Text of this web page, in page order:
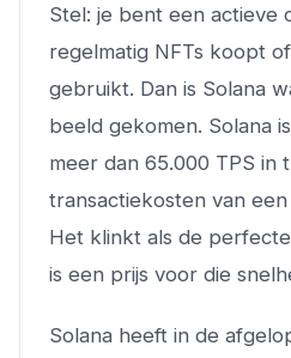
Stel: je bent een actieve
regelmatig NFTs koopt
gebruikt. Dan is Solana
beeld gekomen. Solana
meer dan 65.000 TPS in
transactiekosten van
Het klinkt als de
is een prijs voor die
Solana heeft in de